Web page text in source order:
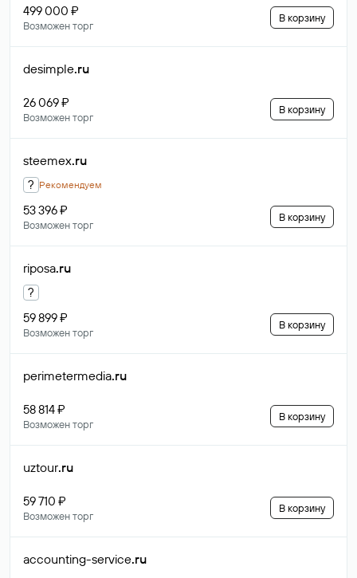
499 000 ₽
Возможен торг
В корзину
desimple.ru
26 069 ₽
Возможен торг
В корзину
steemex.ru
? Рекомендуем
53 396 ₽
Возможен торг
В корзину
riposa.ru
?
59 899 ₽
Возможен торг
В корзину
perimetermedia.ru
58 814 ₽
Возможен торг
В корзину
uztour.ru
59 710 ₽
Возможен торг
В корзину
accounting-service.ru